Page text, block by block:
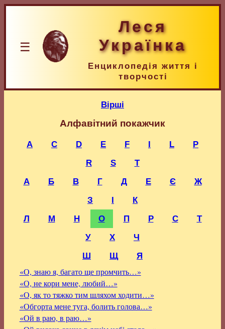
☰
Леся
Українка
Енциклопедія життя і
творчості
Вірші
Алфавітний покажчик
A C D E F I L
P
R
S
T
А
Б В Г Д Е Є
Ж
З
І
К
Л
М Н О П Р С
Т
У
Х
Ч
Ш
Щ Я
«О, знаю я, багато ще промчить…»
«О, не кори мене, любий…»
«О, як то тяжко тим шляхом ходити…»
«Обгорта мене туга, болить голова…»
«Ой в раю, в раю…»